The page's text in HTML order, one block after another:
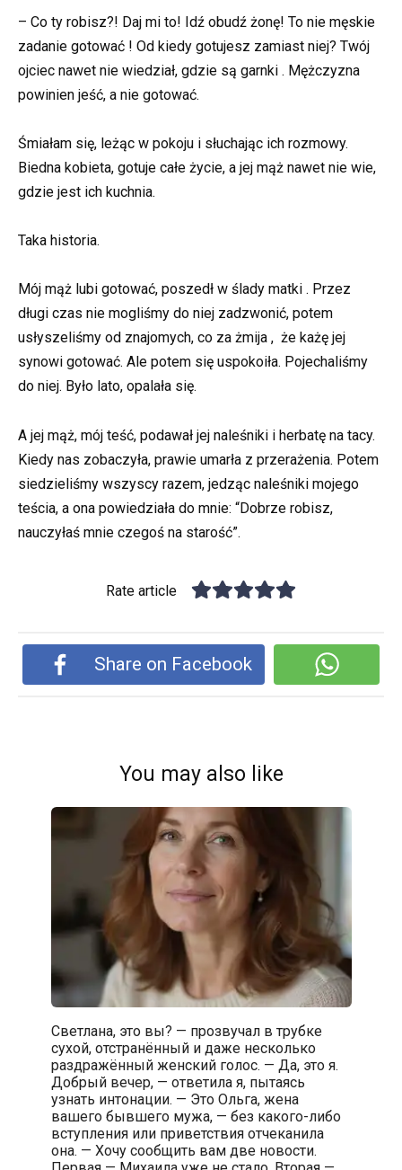
– Co ty robisz?! Daj mi to! Idź obudź żonę! To nie męskie
zadanie gotować ! Od kiedy gotujesz zamiast niej? Twój
ojciec nawet nie wiedział, gdzie są garnki . Mężczyzna
powinien jeść, a nie gotować.
Śmiałam się, leżąc w pokoju i słuchając ich rozmowy.
Biedna kobieta, gotuje całe życie, a jej mąż nawet nie wie,
gdzie jest ich kuchnia.
Taka historia.
Mój mąż lubi gotować, poszedł w ślady matki . Przez
długi czas nie mogliśmy do niej zadzwonić, potem
usłyszeliśmy od znajomych, co za żmija , że każę jej
synowi gotować. Ale potem się uspokoiła. Pojechaliśmy
do niej. Było lato, opalała się.
A jej mąż, mój teść, podawał jej naleśniki i herbatę na tacy.
Kiedy nas zobaczyła, prawie umarła z przerażenia. Potem
siedzieliśmy wszyscy razem, jedząc naleśniki mojego
teścia, a ona powiedziała do mnie: “Dobrze robisz,
nauczyłaś mnie czegoś na starość”.
Rate article
Share on Facebook
You may also like
Светлана, это вы? — прозвучал в трубке
сухой, отстранённый и даже несколько
раздражённый женский голос. — Да, это я.
Добрый вечер, — ответила я, пытаясь
узнать интонации. — Это Ольга, жена
вашего бывшего мужа, — без какого-либо
вступления или приветствия отчеканила
она. — Хочу сообщить вам две новости.